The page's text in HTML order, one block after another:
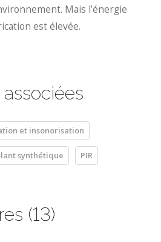
Mais l’énergie
est élevée.
et insonorisation
synthétique PIR
(13)